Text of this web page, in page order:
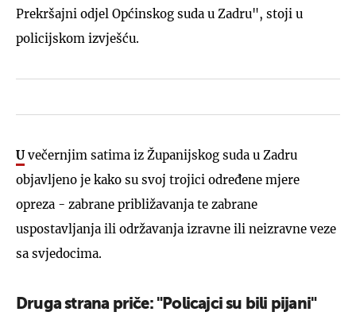
Prekršajni odjel Općinskog suda u Zadru", stoji u
policijskom izvješću.
U večernjim satima iz Županijskog suda u Zadru
objavljeno je kako su svoj trojici određene mjere
opreza - zabrane približavanja te zabrane
uspostavljanja ili održavanja izravne ili neizravne veze
sa svjedocima.
Druga strana priče: "Policajci su bili pijani"